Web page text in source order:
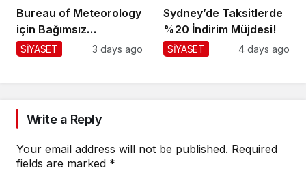
Bureau of Meteorology
için Bağımsız
Değerlendirme!
SİYASET 3 days ago
Sydney’de Taksitlerde
%20 İndirim Müjdesi!
SİYASET 4 days ago
Write a Reply
Your email address will not be published. Required
fields are marked *